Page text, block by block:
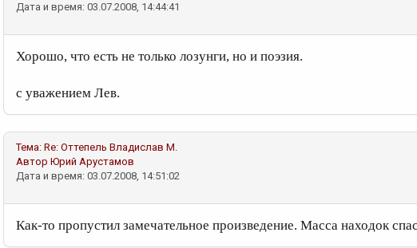
Дата и время: 03.07.2008, 14:44:41
Хорошо, что есть не только лозунги, но и поэзия.
с уважением Лев.
Тема: Re: Оттепель Владислав М.
Автор Юрий Арустамов
Дата и время: 03.07.2008, 14:51:02
Как-то пропустил замечательное произведение. Масса находок